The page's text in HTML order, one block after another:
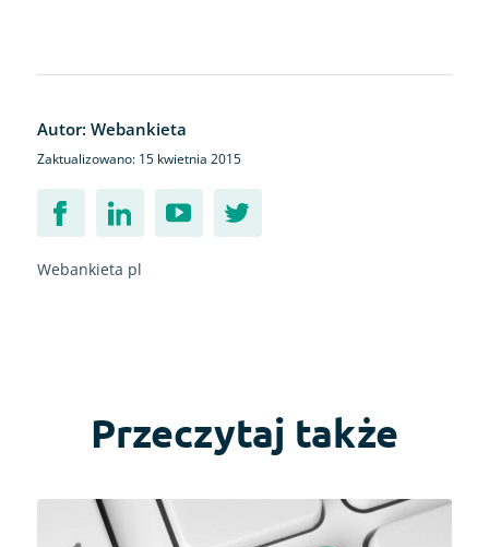
Autor: Webankieta
Zaktualizowano: 15 kwietnia 2015
Webankieta pl
Przeczytaj także